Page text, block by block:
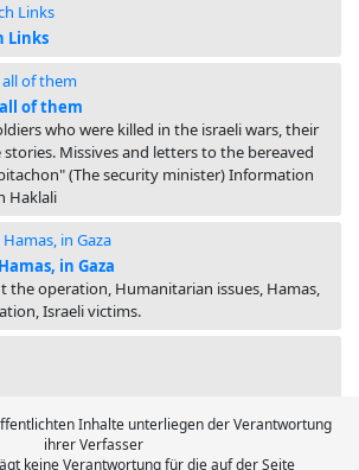
Links
of them
who were killed in the israeli wars, their
Missives and letters to the bereaved
(The security minister) Information
Haklali
in Gaza
the operation, Humanitarian issues, Hamas,
Israeli victims.
Inhalte unterliegen der Verantwortung
ihrer Verfasser
keine Verantwortung für die auf der Seite